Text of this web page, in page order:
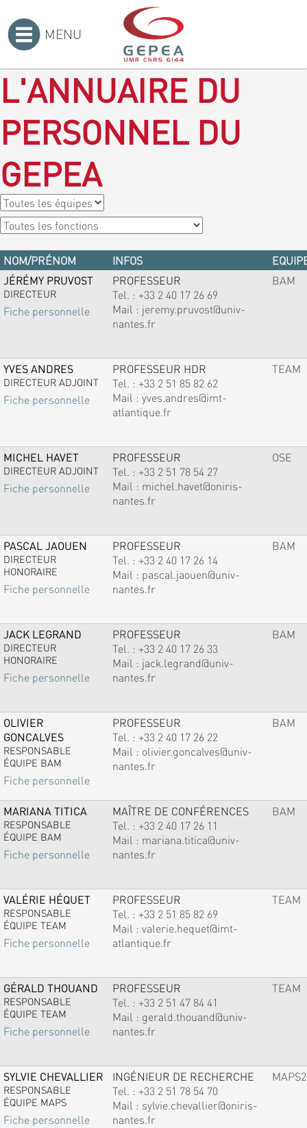
MENU
L'ANNUAIRE DU
PERSONNEL DU
GEPEA
NOM/PRÉNOM INFOS
JÉRÉMY PRUVOST
DIRECTEUR
Fiche personnelle
PROFESSEUR
Tel. : +33 2 40 17 26 69
Mail : jeremy.pruvost@univ-
nantes.fr
BAM
YVES ANDRES
DIRECTEUR ADJOINT
Fiche personnelle
PROFESSEUR HDR
Tel. : +33 2 51 85 82 62
Mail : yves.andres@imt-
atlantique.fr
TEAM
MICHEL HAVET
DIRECTEUR ADJOINT
Fiche personnelle
PROFESSEUR
Tel. : +33 2 51 78 54 27
Mail : michel.havet@oniris-
nantes.fr
OSE
PASCAL JAOUEN
DIRECTEUR
HONORAIRE
Fiche personnelle
PROFESSEUR
Tel. : +33 2 40 17 26 14
Mail : pascal.jaouen@univ-
nantes.fr
BAM
JACK LEGRAND
DIRECTEUR
HONORAIRE
Fiche personnelle
PROFESSEUR
Tel. : +33 2 40 17 26 33
Mail : jack.legrand@univ-
nantes.fr
BAM
OLIVIER
GONCALVES
RESPONSABLE
ÉQUIPE BAM
Fiche personnelle
PROFESSEUR
Tel. : +33 2 40 17 26 22
Mail : olivier.goncalves@univ-
nantes.fr
BAM
MARIANA TITICA
RESPONSABLE
ÉQUIPE BAM
Fiche personnelle
MAÎTRE DE CONFÉRENCES
Tel. : +33 2 40 17 26 11
Mail : mariana.titica@univ-
nantes.fr
BAM
VALÉRIE HÉQUET
RESPONSABLE
ÉQUIPE TEAM
Fiche personnelle
PROFESSEUR
Tel. : +33 2 51 85 82 69
Mail : valerie.hequet@imt-
atlantique.fr
TEAM
GÉRALD THOUAND
RESPONSABLE
ÉQUIPE TEAM
Fiche personnelle
PROFESSEUR
Tel. : +33 2 51 47 84 41
Mail : gerald.thouand@univ-
nantes.fr
TEAM
SYLVIE CHEVALLIER
RESPONSABLE
ÉQUIPE MAPS
Fiche personnelle
INGÉNIEUR DE RECHERCHE
Tel. : +33 2 51 78 54 70
Mail : sylvie.chevallier@oniris-
nantes.fr
MAPS2